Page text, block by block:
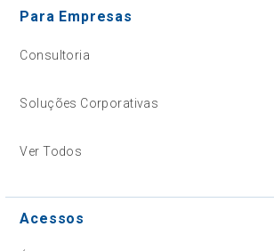
Para Empresas
Consultoria
Soluções Corporativas
Ver Todos
Acessos